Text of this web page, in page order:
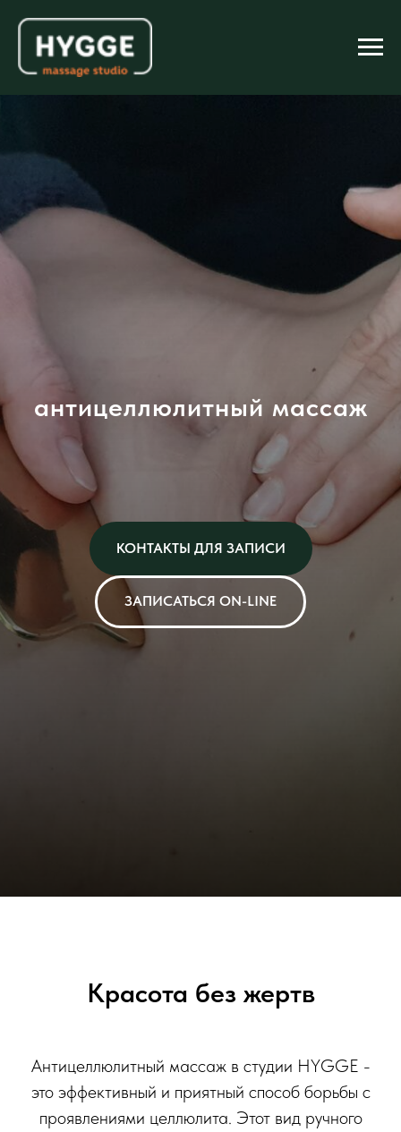
антицеллюлитный массаж
КОНТАКТЫ ДЛЯ ЗАПИСИ
ЗАПИСАТЬСЯ ON-LINE
Красота без жертв
Антицеллюлитный массаж в студии HYGGE -
это эффективный и приятный способ борьбы с
проявлениями целлюлита. Этот вид ручного